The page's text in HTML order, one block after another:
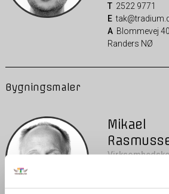
T2522 9771
E
ABlommevej
Randers NØ
Bygningsmaler
Mikael
T2522 9668